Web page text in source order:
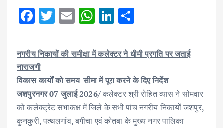
F
e
b
o
o
k
T
it
te
r
E
ai
l
W
at
s
A
p
p
Li
k
e
dI
n
ar
e
नगरीय निकायों की समीक्षा में कलेक्टर ने धीमी प्रगति पर जताई
नाराजगी
विकास कार्यों को समय-सीमा में पूरा करने के दिए निर्देश
जशपुरनगर 07 जुलाई 2026/कलेक्टर श्री रोहित व्यास ने सोमवार
को कलेक्ट्रेट सभाकक्ष में जिले के सभी पांच नगरीय निकायों जशपुर,
कुनकुरी, पत्थलगांव, बगीचा एवं कोतबा के मुख्य नगर पालिका